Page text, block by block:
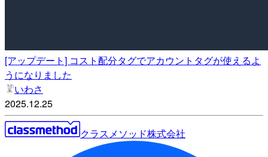
[アップデート] コスト配分タグでアカウントタグが使えるよ
うになりました
いわさ
2025.12.25
クラスメソッド株式会社